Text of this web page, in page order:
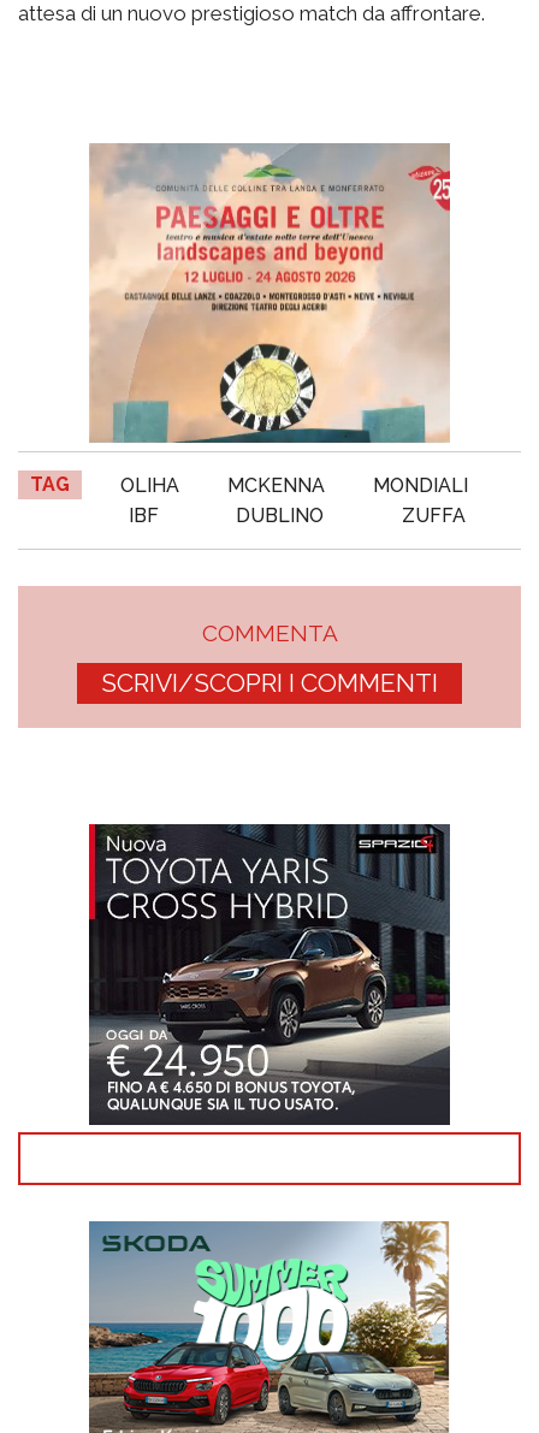
attesa di un nuovo prestigioso match da affrontare.
TAG OLIHA MCKENNA
MONDIALI
IBF
DUBLINO ZUFFA
COMMENTA
SCRIVI/SCOPRI I COMMENTI